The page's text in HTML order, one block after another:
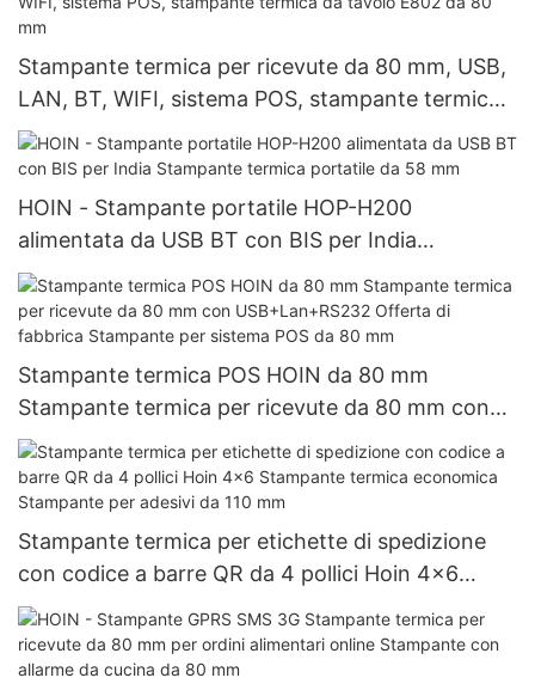
Stampante termica per ricevute da 80 mm, USB,
LAN, BT, WIFI, sistema POS, stampante termica
da tavolo E802 da 80 mm
HOIN - Stampante portatile HOP-H200
alimentata da USB BT con BIS per India
Stampante termica portatile da 58 mm
Stampante termica POS HOIN da 80 mm
Stampante termica per ricevute da 80 mm con
USB+Lan+RS232 Offerta di fabbrica Stampante
per sistema POS da 80 mm
Stampante termica per etichette di spedizione
con codice a barre QR da 4 pollici Hoin 4x6
Stampante termica economica Stampante per
adesivi da 110 mm